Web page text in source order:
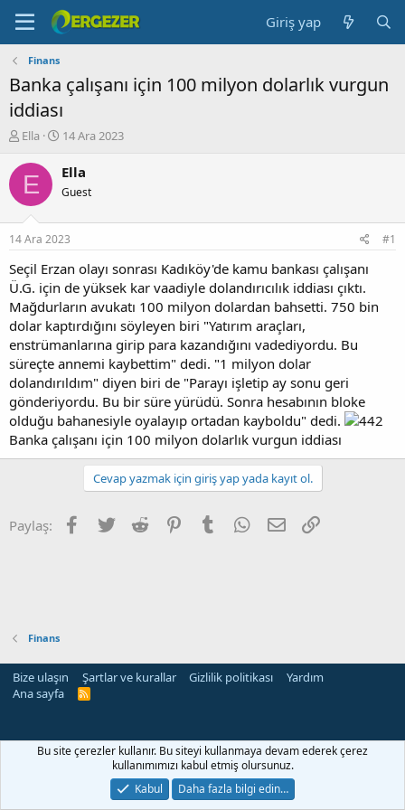
Giriş yap
Finans
Banka çalışanı için 100 milyon dolarlık vurgun
iddiası
K
n
b
u
u
b
a
ş
l
a
t
a
n
Ella
B
ş
a
g
ı
ç
a
r
i
h
i
14 Ara 2023
E Ella
Guest
14 Ara 2023 #1
Seçil Erzan olayı sonrası Kadıköy'de kamu bankası çalışanı
Ü.G. için de yüksek kar vaadiyle dolandırıcılık iddiası çıktı.
Mağdurların avukatı 100 milyon dolardan bahsetti. 750 bin
dolar kaptırdığını söyleyen biri "Yatırım araçları,
enstrümanlarına girip para kazandığını vadediyordu. Bu
süreçte annemi kaybettim" dedi. "1 milyon dolar
dolandırıldım" diyen biri de "Parayı işletip ay sonu geri
gönderiyordu. Bu bir süre yürüdü. Sonra hesabının bloke
olduğu bahanesiyle oyalayıp ortadan kayboldu" dedi.
Banka çalışanı için 100 milyon dolarlık vurgun iddiası
Cevap yazmak için giriş yap yada kayıt ol.
Paylaş: Facebook
Twitter Reddit PinterestTumblr WhatsApp
E-posta
Finans
Bize ulaşın Şartlar ve kurallar Gizlilik politikası
Yardım
Ana sayfa
R
Bu site çerezler kullanır. Bu siteyi kullanmaya devam ederek çerez
kullanımımızı kabul etmiş olursunuz.
Kabul
Daha fazla bilgi edin…